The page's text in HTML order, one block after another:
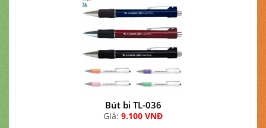
Bút bi TL-036
Giá: 9.100 VNĐ